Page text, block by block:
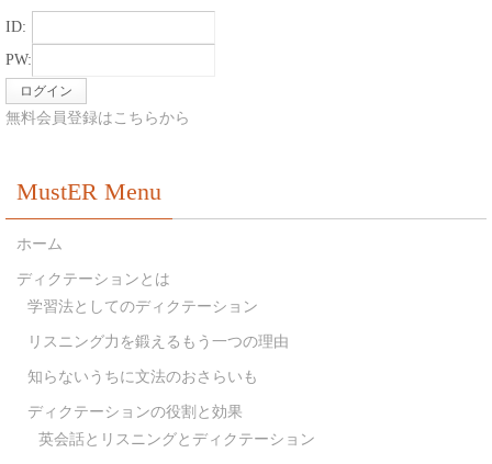
ID:
PW:
無料会員登録はこちらから
MustER Menu
ホーム
ディクテーションとは
学習法としてのディクテーション
リスニング力を鍛えるもう一つの理由
知らないうちに文法のおさらいも
ディクテーションの役割と効果
英会話とリスニングとディクテーション